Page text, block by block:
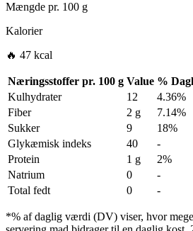
Mængde pr. 100 g
Kalorier
🔥 47 kcal
Næringsstoffer pr. 100 g Value %
Kulhydrater
12
4.36%
Fiber
2 g
7.14%
Sukker
9
18%
Glykæmisk indeks
40
-
Protein
1 g
2%
Natrium
0
-
Total fedt
0 -
*% af daglig værdi (DV) viser, hvor